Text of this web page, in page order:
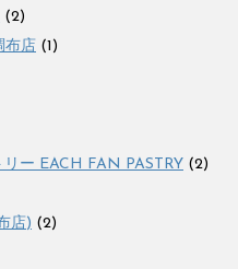
(2)
布店 (1)
ー EACH FAN PASTRY (2)
店) (2)